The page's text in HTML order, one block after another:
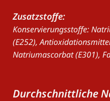
Zusatzstoffe:
Konservierungsstoffe:
(E252),
Natriumascorbat (E301),
Durchschnittliche